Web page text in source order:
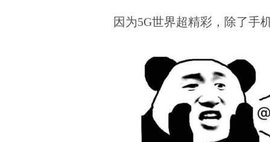
因为5G世界超精彩，除了手